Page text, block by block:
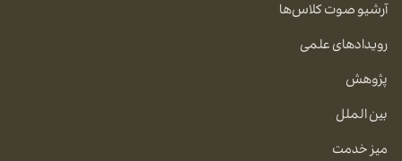
آرشیو صوت کلاس‌ها
رویدادهای علمی
پژوهش
بین الملل
میز خدمت